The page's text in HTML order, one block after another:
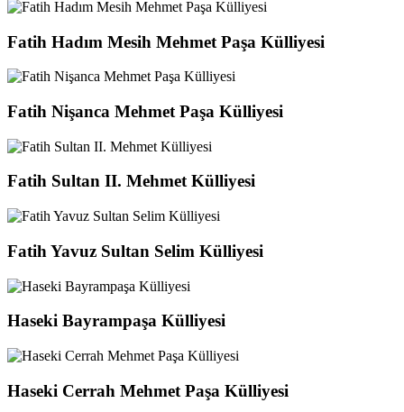
Fatih Hadım Mesih Mehmet Paşa Külliyesi
Fatih Nişanca Mehmet Paşa Külliyesi
Fatih Sultan II. Mehmet Külliyesi
Fatih Yavuz Sultan Selim Külliyesi
Haseki Bayrampaşa Külliyesi
Haseki Cerrah Mehmet Paşa Külliyesi